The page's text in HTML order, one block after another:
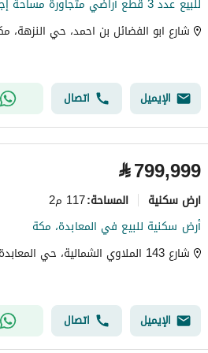
شارع ابو الفضائل بن احمد، حي النزهة،
الإيميل اتصال
⃁799,999
ارض سكنية المساحة:117 م2
أرض سكنية للبيع في المعابدة، مكة
شارع 143 الملاوي الشمالية، حي المعابدة، مكة
الإيميل اتصال